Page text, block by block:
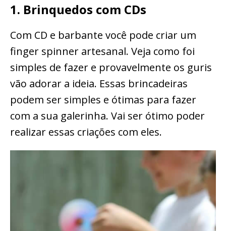
1. Brinquedos com CDs
Com CD e barbante você pode criar um
finger spinner artesanal. Veja como foi
simples de fazer e provavelmente os guris
vão adorar a ideia. Essas brincadeiras
podem ser simples e ótimas para fazer
com a sua galerinha. Vai ser ótimo poder
realizar essas criações com eles.